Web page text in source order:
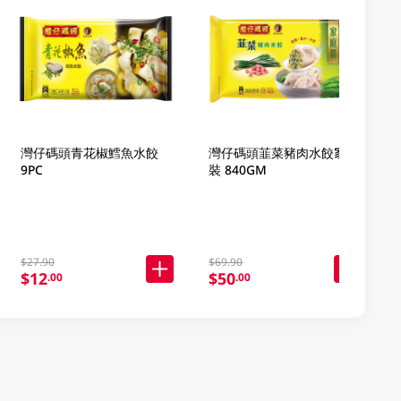
灣仔碼頭青花椒鱈魚水餃
9PC
$27.90
$12.00
灣仔碼頭韮菜豬肉水餃家庭
裝 840GM
$69.90
$50.00